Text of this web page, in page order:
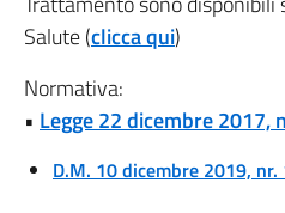
Salute (clicca qui)
Normativa:
• Legge 22 dicembre 2017,
D.M. 10 dicembre 2019, nr.